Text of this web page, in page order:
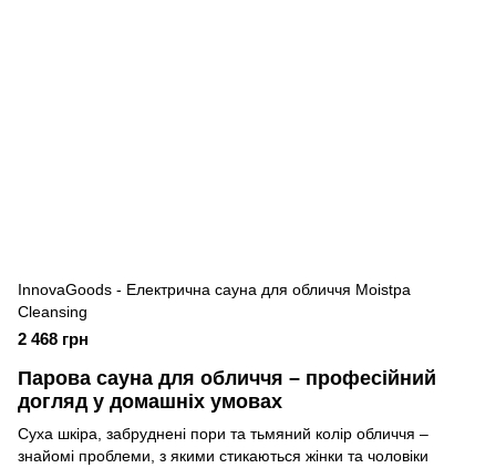
InnovaGoods - Електрична сауна для обличчя Moistpa
Cleansing
2 468 грн
Парова сауна для обличчя – професійний
догляд у домашніх умовах
Суха шкіра, забруднені пори та тьмяний колір обличчя –
знайомі проблеми, з якими стикаються жінки та чоловіки